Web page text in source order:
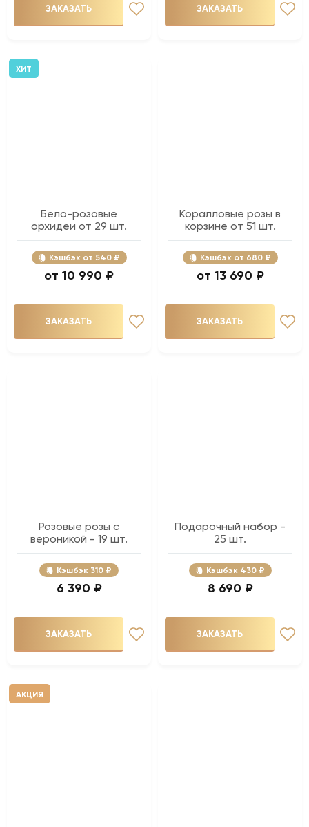
ЗАКАЗАТЬ ЗАКАЗАТЬ
ХИТ
Бело-розовые
орхидеи от 29 шт.
Кэшбэк 540 ₽
10 990 ₽
ЗАКАЗАТЬ
Коралловые розы в
корзине от 51 шт.
Кэшбэк 680 ₽
13 690 ₽
ЗАКАЗАТЬ
Розовые розы с
вероникой - 19 шт.
Кэшбэк 310 ₽
6 390 ₽
ЗАКАЗАТЬ
Подарочный набор -
25 шт.
Кэшбэк 430 ₽
8 690 ₽
ЗАКАЗАТЬ
АКЦИЯ